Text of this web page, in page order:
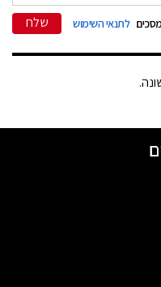
לתנאי השימוש שלח